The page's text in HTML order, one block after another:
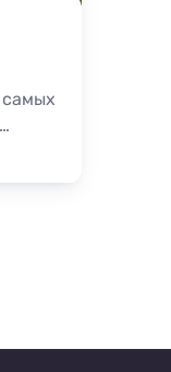
члены